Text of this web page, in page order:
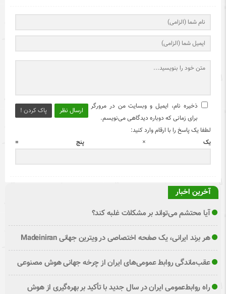
ارسال نظر پاک کردن !
ذخیره نام، ایمیل و وبسایت من در مرورگر
برای زمانی که دوباره دیدگاهی می‌نویسم.
لطفا یک پاسخ را با ارقام وارد کنید:
یک × پنج =
آخرین اخبار
آیا محتشم می‌تواند بر مشکلات غلبه کند؟
هر برند ایرانی، یک صفحه اختصاصی در ویترین جهانی Madeiniran
عقب‌ماندگی روابط عمومی‌های ایران از چرخه جهانی هوش مصنوعی
راه روابط‌عمومی ایران در سال جدید با تأکید بر بهره‌گیری از هوش